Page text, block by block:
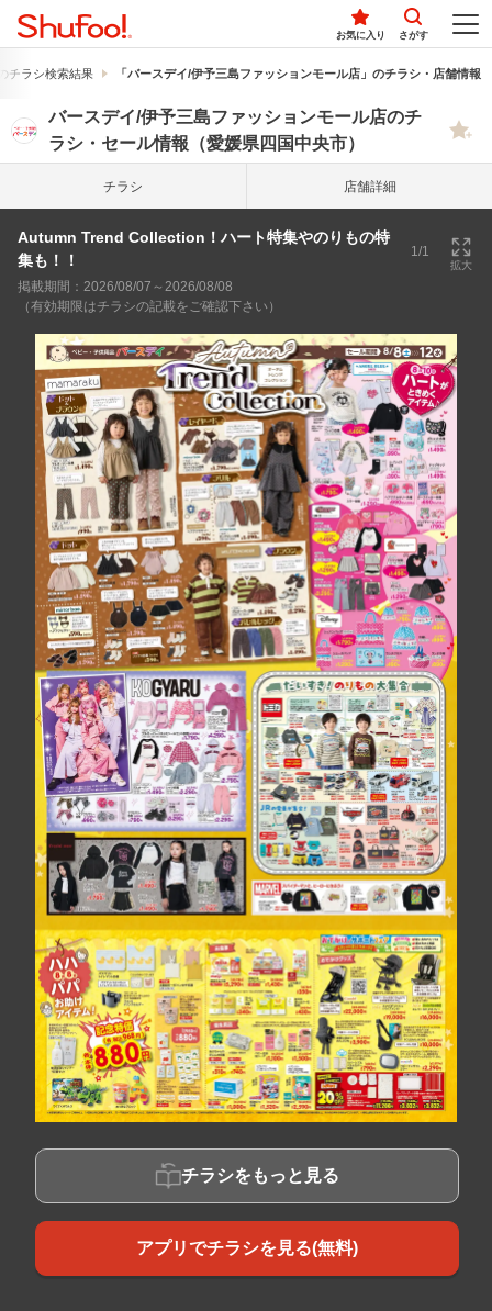
お気に入り さがす
チラシ検索結果 「バースデイ/伊予三島ファッションモール店」のチラシ・店舗情報
バースデイ/伊予三島ファッションモール店のチ
ラシ・セール情報（愛媛県四国中央市）
チラシ 店舗詳細
Autumn Trend Collection！ハート特集やのりもの特
集も！！
1/1
拡大
掲載期間：2026/08/07～2026/08/08
（有効期限はチラシの記載をご確認下さい）
チラシをもっと見る
アプリでチラシを見る(無料)